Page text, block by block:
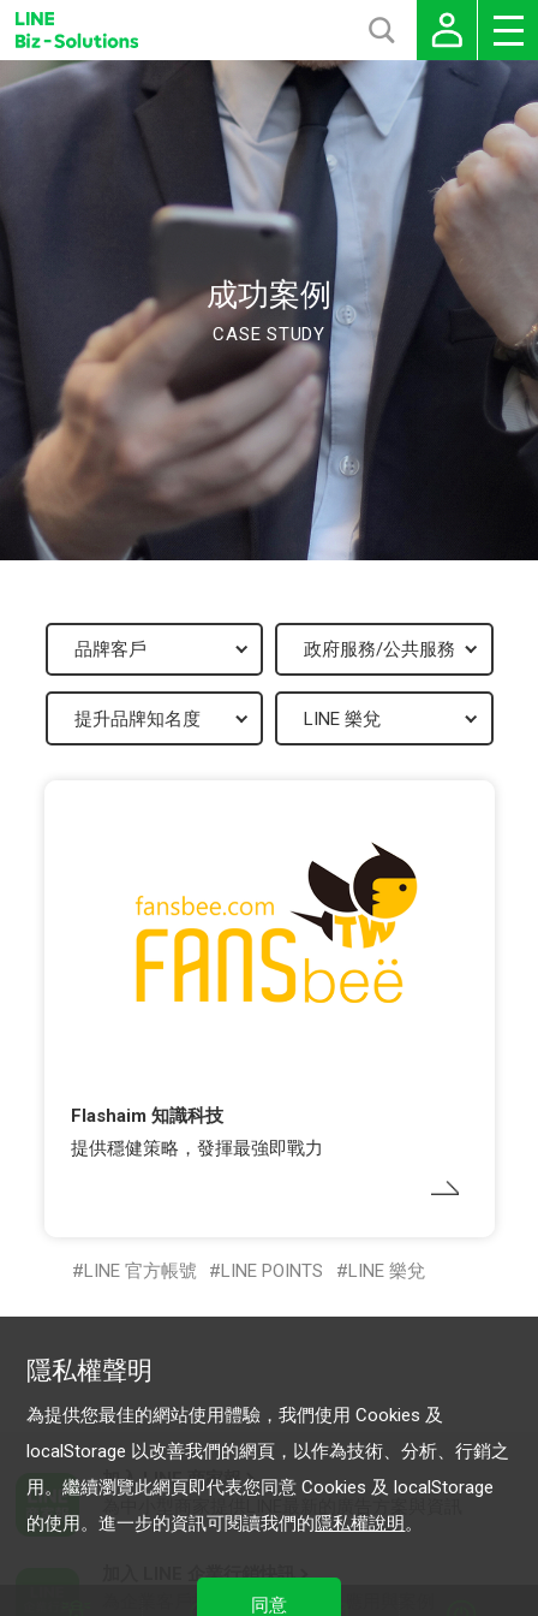
成功案例
CASE STUDY
Flashaim 知識科技
提供穩健策略，發揮最強即戰力
LINE 官方帳號 LINE POINTS LINE 樂兌
加入 LINE 商家報
加入 LINE 企業行銷快訊
為企業客戶提供最新市場趨勢, 應用與案例
隱私權聲明
為提供您最佳的網站使用體驗，我們使用 Cookies 及
localStorage 以改善我們的網頁，以作為技術、分析、行銷之
用。繼續瀏覽此網頁即代表您同意 Cookies 及 localStorage
的使用。進一步的資訊可閱讀我們的隱私權說明。
同意